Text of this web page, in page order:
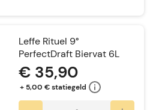
Leffe Rituel 9°
PerfectDraft Biervat 6L
€ 35,90
+ 5,00 € statiegeld